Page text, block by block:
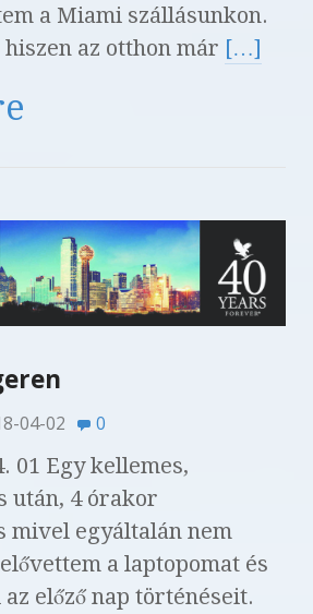
a Miami szállásunkon.
hiszen az otthon már […]
04-02 0
01 Egy kellemes,
után, 4 órakor
mivel egyáltalán nem
a laptopomat és
előző nap történéseit.